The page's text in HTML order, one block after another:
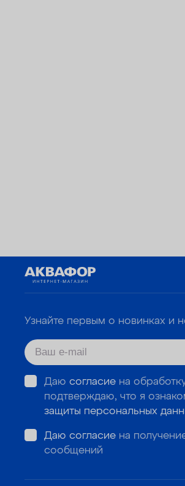
Узнайте первым о новинках и
Даю согласиена
подтверждаю, что я
защиты персональных
Даю согласиена
сообщений